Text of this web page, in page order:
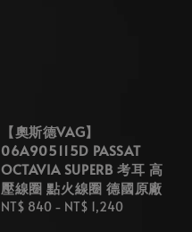
【奧斯德VAG】
06A905115D PASSAT
OCTAVIA SUPERB 考耳 高
壓線圈 點火線圈 德國原廠
Regular
NT$ 840 - NT$ 1,240